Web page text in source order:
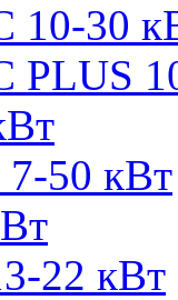
10-30
PLUS
50 кВт
22 кВт